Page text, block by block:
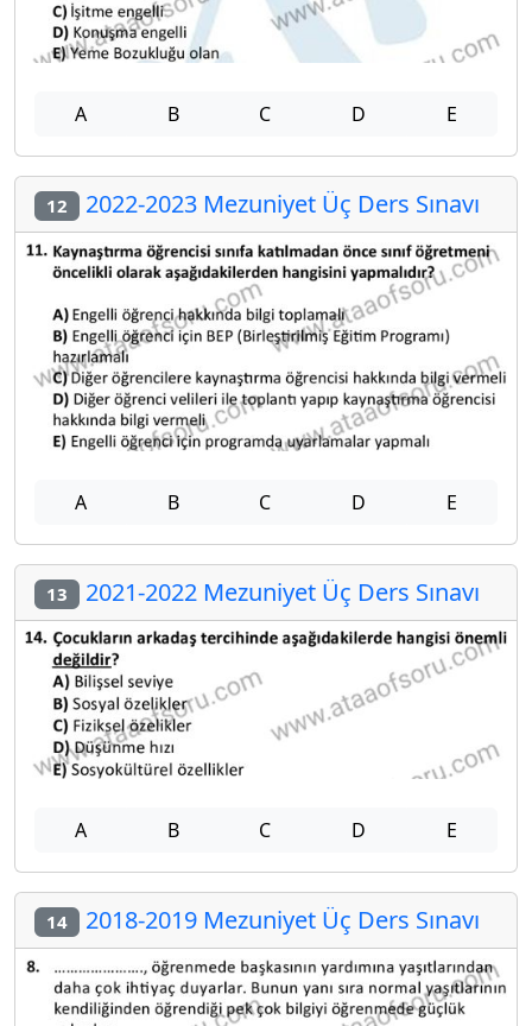
A B C D E
12 2022-2023 Mezuniyet Üç Ders Sınavı
A B C D E
13 2021-2022 Mezuniyet Üç Ders Sınavı
A B C D E
14 2018-2019 Mezuniyet Üç Ders Sınavı